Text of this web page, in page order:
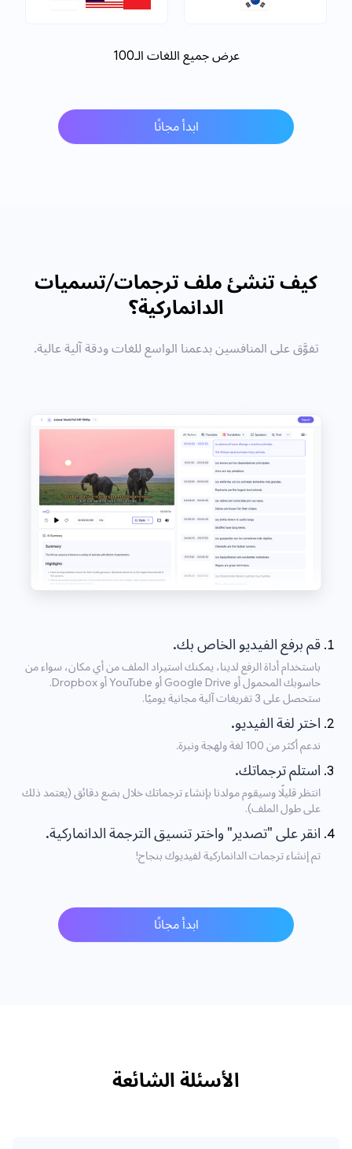
عرض جميع اللغات الـ100
ابدأ مجانًا
كيف تنشئ ملف ترجمات/تسميات
الدانماركية؟
تفوَّق على المنافسين بدعمنا الواسع للغات ودقة آلية عالية.
قم برفع الفيديو الخاص بك.
باستخدام أداة الرفع لدينا، يمكنك استيراد الملف من أي مكان، سواء من
حاسوبك المحمول أو Google Drive أو YouTube أو Dropbox.
ستحصل على 3 تفريغات آلية مجانية يوميًا.
اختر لغة الفيديو.
ندعم أكثر من 100 لغة ولهجة ونبرة.
استلم ترجماتك.
انتظر قليلًا وسيقوم مولدنا بإنشاء ترجماتك خلال بضع دقائق (يعتمد ذلك
على طول الملف).
انقر على "تصدير" واختر تنسيق الترجمة الدانماركية.
تم إنشاء ترجمات الدانماركية لفيديوك بنجاح!
ابدأ مجانًا
الأسئلة الشائعة